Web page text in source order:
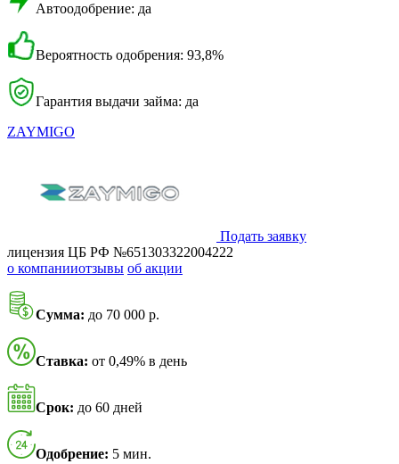
Автоодобрение: да
Вероятность одобрения: 93,8%
Гарантия выдачи займа: да
ZAYMIGO
Подать заявку
лицензия ЦБ РФ №651303322004222
о компанииотзывы об акции
Сумма: до 70 000 р.
Ставка: от 0,49% в день
Срок: до 60 дней
Одобрение: 5 мин.